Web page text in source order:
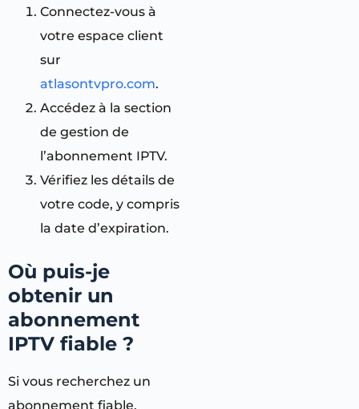
Connectez-vous à
votre espace client
sur
atlasontvpro.com.
Accédez à la section
de gestion de
l’abonnement IPTV.
Vérifiez les détails de
votre code, y compris
la date d’expiration.
Où puis-je
obtenir un
abonnement
IPTV fiable ?
Si vous recherchez un
abonnement fiable,